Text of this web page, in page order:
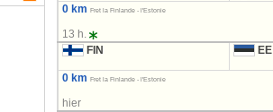
0 km Fret la Finlande - l'Estonie
13 h.
FIN
EE
0 km Fret la Finlande - l'Estonie
hier